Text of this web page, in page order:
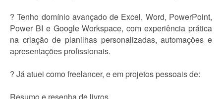
? Tenho domínio avançado de Excel, Word, PowerPoint,
Power BI e Google Workspace, com experiência prática
na criação de planilhas personalizadas, automações e
apresentações profissionais.
? Já atuei como freelancer, e em projetos pessoais de: